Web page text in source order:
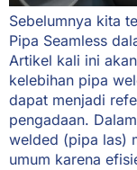
Sebelumnya kita
Pipa Seamless
Artikel kali ini
kelebihan pipa
dapat menjadi
pengadaan.
welded (pipa las)
umum karena